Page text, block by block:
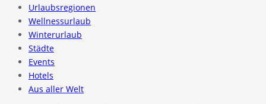
Urlaubsregionen
Wellnessurlaub
Winterurlaub
Städte
Events
Hotels
Aus aller Welt